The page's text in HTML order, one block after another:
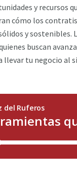
y recursos
cómo los
y sostenibles.
buscan
llevar tu negocio al